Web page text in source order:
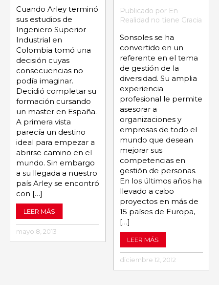
Cuando Arley terminó
sus estudios de
Ingeniero Superior
Industrial en
Colombia tomó una
decisión cuyas
consecuencias no
podía imaginar.
Decidió completar su
formación cursando
un master en España.
A primera vista
parecía un destino
ideal para empezar a
abrirse camino en el
mundo. Sin embargo
a su llegada a nuestro
país Arley se encontró
con […]
LEER MÁS
mayo 8, 2013
Publicado por En
Realidad no tiene Gracia
Sonsoles se ha
convertido en un
referente en el tema
de gestión de la
diversidad. Su amplia
experiencia
profesional le permite
asesorar a
organizaciones y
empresas de todo el
mundo que desean
mejorar sus
competencias en
gestión de personas.
En los últimos años ha
llevado a cabo
proyectos en más de
15 países de Europa,
[…]
LEER MÁS
diciembre 12, 2012